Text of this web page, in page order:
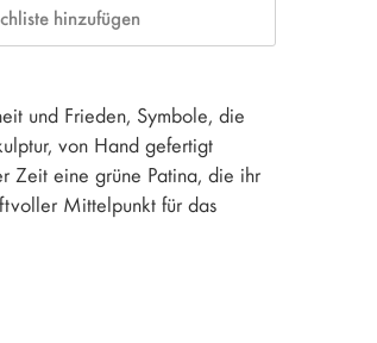
hinzufügen
und Frieden, Symbole, die
von Hand gefertigt
Zeit eine grüne Patina, die ihr
Mittelpunkt für das